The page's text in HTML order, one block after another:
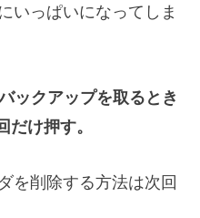
いっぱいになってしま
ックアップを取るとき
け押す。
を削除する方法は次回